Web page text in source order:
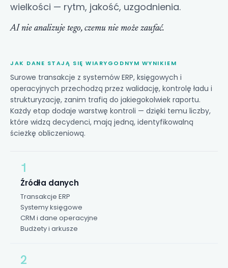
wielkości — rytm, jakość, uzgodnienia.
AI nie analizuje tego, czemu nie może zaufać.
JAK DANE STAJĄ SIĘ WIARYGODNYM WYNIKIEM
Surowe transakcje z systemów ERP, księgowych i
operacyjnych przechodzą przez walidację, kontrolę ładu i
strukturyzację, zanim trafią do jakiegokolwiek raportu.
Każdy etap dodaje warstwę kontroli — dzięki temu liczby,
które widzą decydenci, mają jedną, identyfikowalną
ścieżkę obliczeniową.
1
Źródła danych
Transakcje ERP
Systemy księgowe
CRM i dane operacyjne
Budżety i arkusze
2